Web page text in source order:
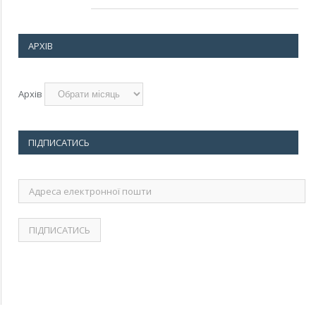
АРХІВ
Архів
ПІДПИСАТИСЬ
Адреса
електронної